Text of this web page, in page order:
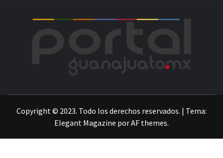
Copyright © 2023. Todo los derechos reservados. | Tema:
Elegant Magazine porAF themes.